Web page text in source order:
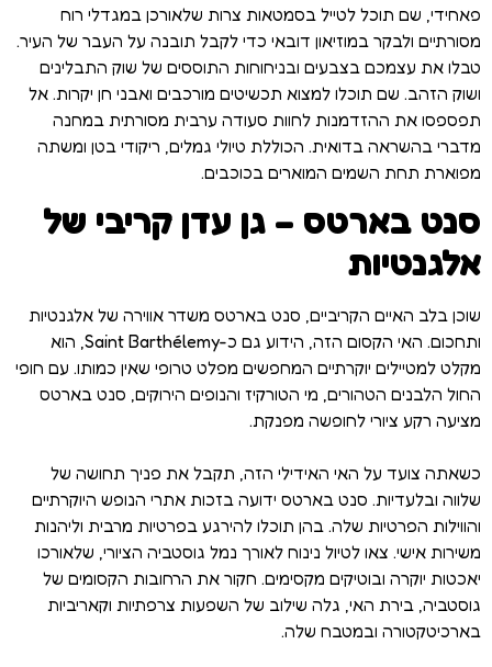
פאחידי, שם תוכל לטייל בסמטאות צרות שלאורכן במגדלי רוח
מסורתיים ולבקר במוזיאון דובאי כדי לקבל תובנה על העבר של העיר.
טבלו את עצמכם בצבעים ובניחוחות התוססים של שוק התבלינים
ושוק הזהב. שם תוכלו למצוא תכשיטים מורכבים ואבני חן יקרות. אל
תפספסו את ההזדמנות לחוות סעודה ערבית מסורתית במחנה
מדברי בהשראה בדואית. הכוללת טיולי גמלים, ריקודי בטן ומשתה
מפוארת תחת השמים המוארים בכוכבים.
סנט בארטס – גן עדן קריבי של
אלגנטיות
שוכן בלב האיים הקריביים, סנט בארטס משדר אווירה של אלגנטיות
ותחכום. האי הקסום הזה, הידוע גם כ-Saint Barthélemy, הוא
מקלט למטיילים יוקרתיים המחפשים מפלט טרופי שאין כמותו. עם חופי
החול הלבנים הטהורים, מי הטורקיז והנופים הירוקים, סנט בארטס
מציעה רקע ציורי לחופשה מפנקת.
כשאתה צועד על האי האידילי הזה, תקבל את פניך תחושה של
שלווה ובלעדיות. סנט בארטס ידועה בזכות אתרי הנופש היוקרתיים
והווילות הפרטיות שלה. בהן תוכלו להירגע בפרטיות מרבית וליהנות
משירות אישי. צאו לטיול נינוח לאורך נמל גוסטביה הציורי, שלאורכו
יאכטות יוקרה ובוטיקים מקסימים. חקור את הרחובות הקסומים של
גוסטביה, בירת האי, גלה שילוב של השפעות צרפתיות וקאריביות
בארכיטקטורה ובמטבח שלה.